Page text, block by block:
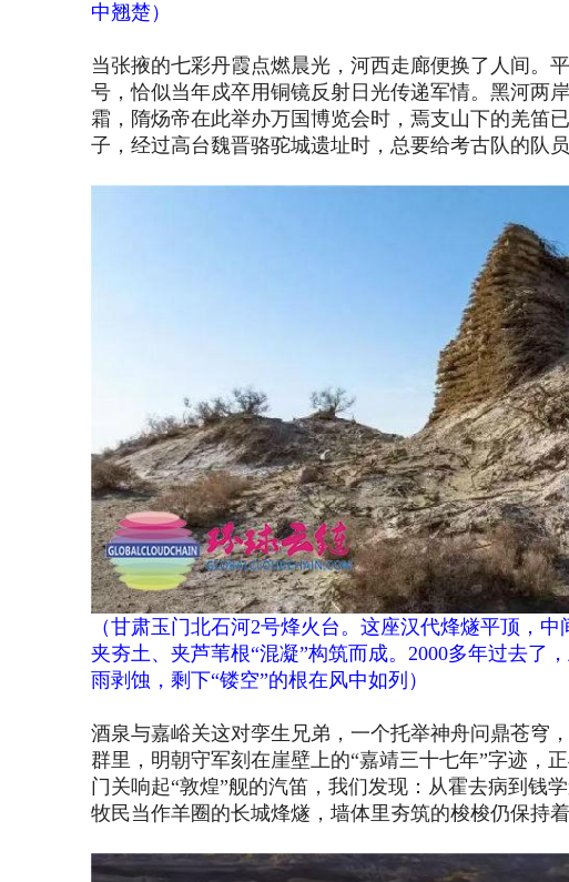
中翘楚 ）
当张掖的七彩丹霞点燃晨光，河西走廊便换了人间。
号，恰似当年戍卒用铜镜反射日光传递军情。黑河两
霜，隋炀帝在此举办万国博览会时，焉支山下的羌笛
子，经过高台魏晋骆驼城遗址时，总要给考古队的队
（甘肃玉门北石河2号烽火台。这座汉代烽燧平顶，
夹夯土、夹芦苇根“混凝”构筑而成。2000多年过去了
雨剥蚀，剩下“镂空”的根在风中如列 ）
酒泉与嘉峪关这对孪生兄弟，一个托举神舟问鼎苍穹
群里，明朝守军刻在崖壁上的“嘉靖三十七年”字迹，
门关响起“敦煌”舰的汽笛，我们发现：从霍去病到钱
牧民当作羊圈的长城烽燧，墙体里夯筑的梭梭仍保持着